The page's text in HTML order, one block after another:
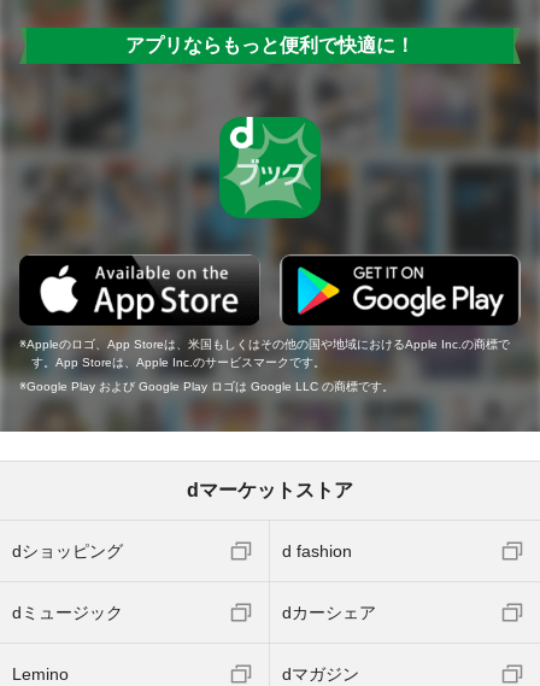
アプリならもっと便利で快適に！
Appleのロゴ、App Storeは、米国もしくはその他の国や地域におけるApple Inc.の商標で
す。App Storeは、Apple Inc.のサービスマークです。
Google Play および Google Play ロゴは Google LLC の商標です。
dマーケットストア
dショッピング d fashion
dミュージック dカーシェア
Lemino dマガジン